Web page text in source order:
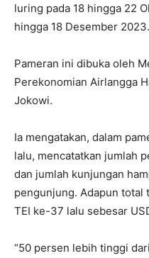
luring pada 18 hingga 22
hingga 18 Desember 2023.
Pameran ini dibuka oleh
Perekonomian Airlangga
Jokowi.
Ia mengatakan, dalam
lalu, mencatatkan jumlah
dan jumlah kunjungan
pengunjung. Adapun total
TEI ke-37 lalu sebesar
“50 persen lebih tinggi